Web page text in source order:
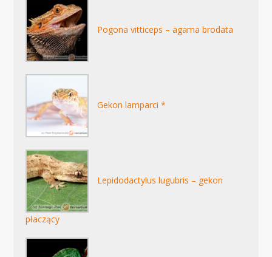
Pogona vitticeps – agama brodata
Gekon lamparci *
Lepidodactylus lugubris – gekon
płaczący